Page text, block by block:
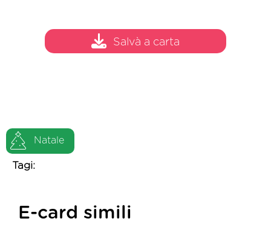
Natale
Tagi:
Salvà a carta
E-card simili